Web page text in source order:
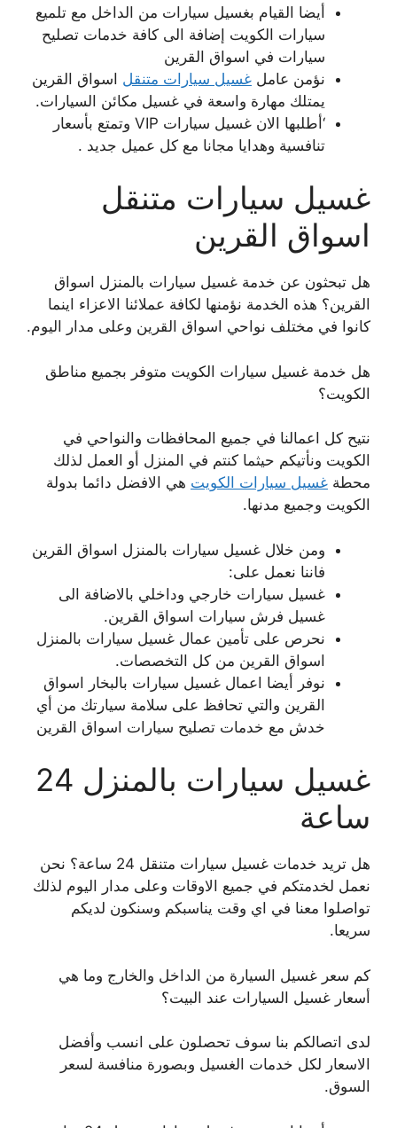
أيضا القيام بغسيل سيارات من الداخل مع تلميع
سيارات الكويت إضافة الى كافة خدمات تصليح
سيارات في اسواق القرين
نؤمن عامل غسيل سيارات متنقل اسواق القرين
يمتلك مهارة واسعة في غسيل مكائن السيارات.
‘أطلبها الان غسيل سيارات VIP وتمتع بأسعار
تنافسية وهدايا مجانا مع كل عميل جديد .
غسيل سيارات متنقل
اسواق القرين
هل تبحثون عن خدمة غسيل سيارات بالمنزل اسواق
القرين؟ هذه الخدمة نؤمنها لكافة عملائنا الاعزاء اينما
كانوا في مختلف نواحي اسواق القرين وعلى مدار اليوم.
هل خدمة غسيل سيارات الكويت متوفر بجميع مناطق
الكويت؟
نتيح كل اعمالنا في جميع المحافظات والنواحي في
الكويت ونأتيكم حيثما كنتم في المنزل أو العمل لذلك
محطة غسيل سيارات الكويت هي الافضل دائما بدولة
الكويت وجميع مدنها.
ومن خلال غسيل سيارات بالمنزل اسواق القرين
فاننا نعمل على:
غسيل سيارات خارجي وداخلي بالاضافة الى
غسيل فرش سيارات اسواق القرين.
نحرص على تأمين عمال غسيل سيارات بالمنزل
اسواق القرين من كل التخصصات.
نوفر أيضا اعمال غسيل سيارات بالبخار اسواق
القرين والتي تحافظ على سلامة سيارتك من أي
خدش مع خدمات تصليح سيارات اسواق القرين
غسيل سيارات بالمنزل 24
ساعة
هل تريد خدمات غسيل سيارات متنقل 24 ساعة؟ نحن
نعمل لخدمتكم في جميع الاوقات وعلى مدار اليوم لذلك
تواصلوا معنا في اي وقت يناسبكم وسنكون لديكم
سريعا.
كم سعر غسيل السيارة من الداخل والخارج وما هي
أسعار غسيل السيارات عند البيت؟
لدى اتصالكم بنا سوف تحصلون على انسب وأفضل
الاسعار لكل خدمات الغسيل وبصورة منافسة لسعر
السوق.